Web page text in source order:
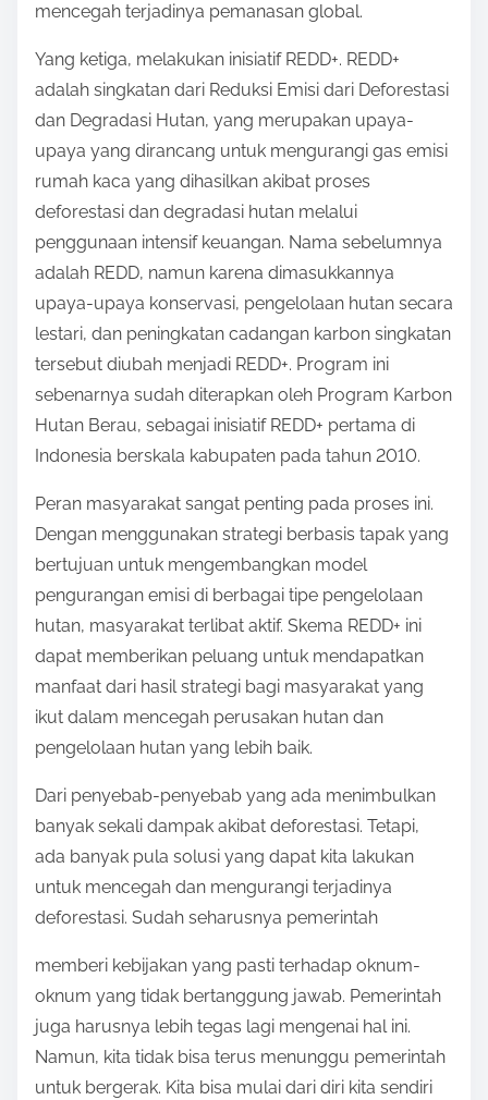
mencegah terjadinya pemanasan global.
Yang ketiga, melakukan inisiatif REDD+. REDD+
adalah singkatan dari Reduksi Emisi dari Deforestasi
dan Degradasi Hutan, yang merupakan upaya-
upaya yang dirancang untuk mengurangi gas emisi
rumah kaca yang dihasilkan akibat proses
deforestasi dan degradasi hutan melalui
penggunaan intensif keuangan. Nama sebelumnya
adalah REDD, namun karena dimasukkannya
upaya-upaya konservasi, pengelolaan hutan secara
lestari, dan peningkatan cadangan karbon singkatan
tersebut diubah menjadi REDD+. Program ini
sebenarnya sudah diterapkan oleh Program Karbon
Hutan Berau, sebagai inisiatif REDD+ pertama di
Indonesia berskala kabupaten pada tahun 2010.
Peran masyarakat sangat penting pada proses ini.
Dengan menggunakan strategi berbasis tapak yang
bertujuan untuk mengembangkan model
pengurangan emisi di berbagai tipe pengelolaan
hutan, masyarakat terlibat aktif. Skema REDD+ ini
dapat memberikan peluang untuk mendapatkan
manfaat dari hasil strategi bagi masyarakat yang
ikut dalam mencegah perusakan hutan dan
pengelolaan hutan yang lebih baik.
Dari penyebab-penyebab yang ada menimbulkan
banyak sekali dampak akibat deforestasi. Tetapi,
ada banyak pula solusi yang dapat kita lakukan
untuk mencegah dan mengurangi terjadinya
deforestasi. Sudah seharusnya pemerintah
memberi kebijakan yang pasti terhadap oknum-
oknum yang tidak bertanggung jawab. Pemerintah
juga harusnya lebih tegas lagi mengenai hal ini.
Namun, kita tidak bisa terus menunggu pemerintah
untuk bergerak. Kita bisa mulai dari diri kita sendiri